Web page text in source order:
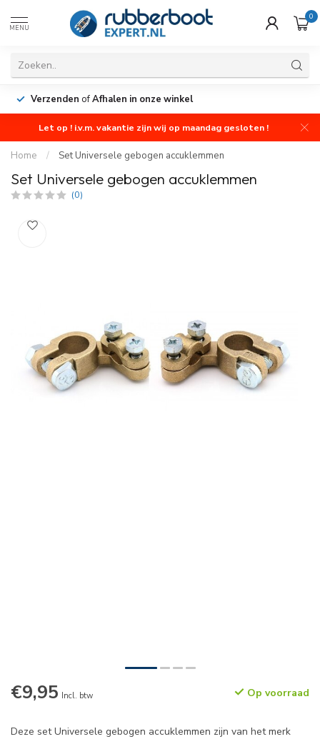
MENU
0
Verzenden ofAfhalen in onze winkel
Let op ! i.v.m. vakantie zijn wij op maandag gesloten !
Home / Set Universele gebogen accuklemmen
Set Universele gebogen accuklemmen
(0)
€9,95 Incl. btw Op voorraad
Deze set Universele gebogen accuklemmen zijn van het merk